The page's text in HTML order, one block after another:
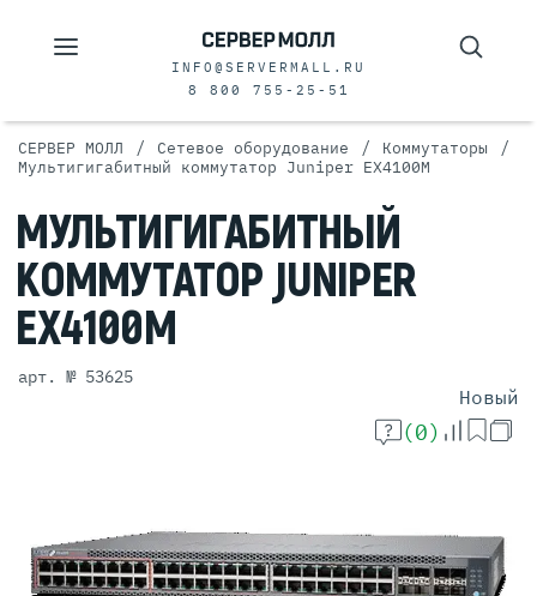
INFO@SERVERMALL.RU
8 800 755-25-51
СЕРВЕР МОЛЛ / Сетевое оборудование / Коммутаторы /
Мультигигабитный коммутатор Juniper EX4100M
МУЛЬТИГИГАБИТНЫЙ
КОММУТАТОРJUNIPER
EX4100M
арт. № 53625
Новый
(0)